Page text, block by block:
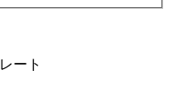
ート